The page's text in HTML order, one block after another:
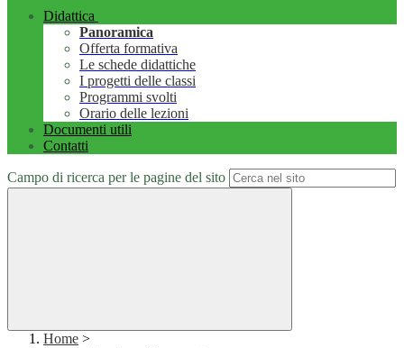
Didattica
Panoramica
Offerta formativa
Le schede didattiche
I progetti delle classi
Programmi svolti
Orario delle lezioni
Documenti utili
Contatti
Campo di ricerca per le pagine del sito
Home >